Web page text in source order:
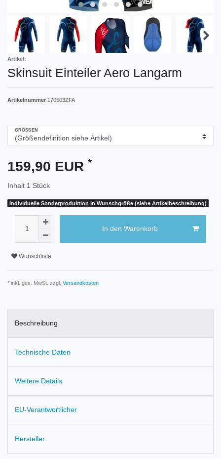
Artikel:
Skinsuit Einteiler Aero Langarm
Artikelnummer 170503ZFA
GRÖSSEN
159,90 EUR *
Inhalt 1 Stück
Individuelle Sonderproduktion in Wunschgröße (siehe Artikelbeschreibung)
In den Warenkorb
Wunschliste
* inkl. ges. MwSt. zzgl. Versandkosten
Beschreibung
Technische Daten
Weitere Details
EU-Verantwortlicher
Hersteller